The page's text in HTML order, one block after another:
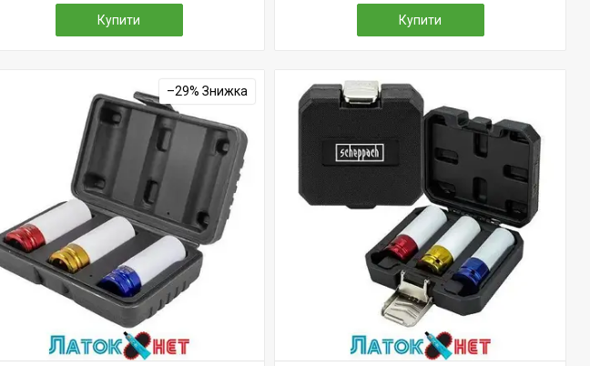
Купити Купити
–29%